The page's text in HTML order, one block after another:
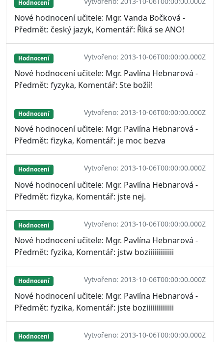
Hodnocení
Nové hodnocení učitele: Mgr. Vanda Bočková -
Předmět: český jazyk, Komentář: Řìká se ANO!
Hodnocení Vytvořeno: 2013-10-06T00:00:00.000Z
Nové hodnocení učitele: Mgr. Pavlína Hebnarová -
Předmět: fyzyka, Komentář: Ste božìì!
Hodnocení Vytvořeno: 2013-10-06T00:00:00.000Z
Nové hodnocení učitele: Mgr. Pavlína Hebnarová -
Předmět: fizyka, Komentář: je moc bezva
Hodnocení Vytvořeno: 2013-10-06T00:00:00.000Z
Nové hodnocení učitele: Mgr. Pavlína Hebnarová -
Předmět: fizyka, Komentář: jste nej.
Hodnocení Vytvořeno: 2013-10-06T00:00:00.000Z
Nové hodnocení učitele: Mgr. Pavlína Hebnarová -
Předmět: fyzika, Komentář: jstw boziiiiiiiiiiiii
Hodnocení Vytvořeno: 2013-10-06T00:00:00.000Z
Nové hodnocení učitele: Mgr. Pavlína Hebnarová -
Předmět: fyzika, Komentář: jste boziiiiiiiiiiiiii
Hodnocení Vytvořeno: 2013-10-06T00:00:00.000Z